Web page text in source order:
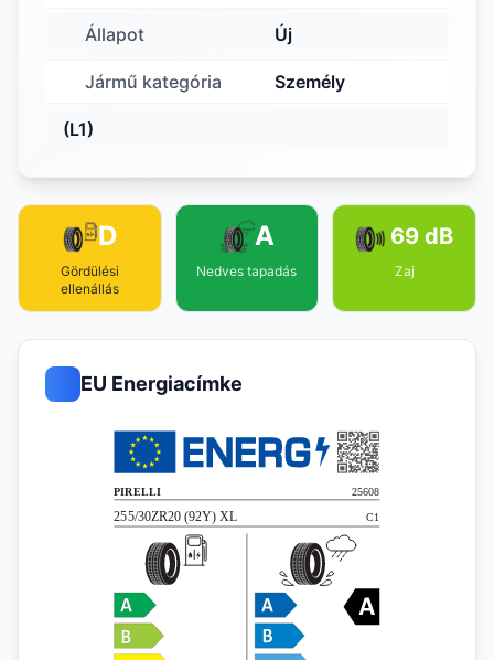
Állapot Új
Jármű kategória Személy
(L1)
D
Gördülési
ellenállás
A
Nedves tapadás
69 dB
Zaj
EU Energiacímke